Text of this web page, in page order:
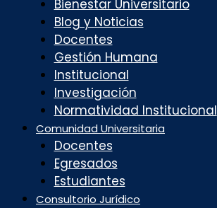
Bienestar Universitario
Blog y Noticias
Docentes
Gestión Humana
Institucional
Investigación
Normatividad Institucional
Comunidad Universitaria
Docentes
Egresados
Estudiantes
Consultorio Jurídico